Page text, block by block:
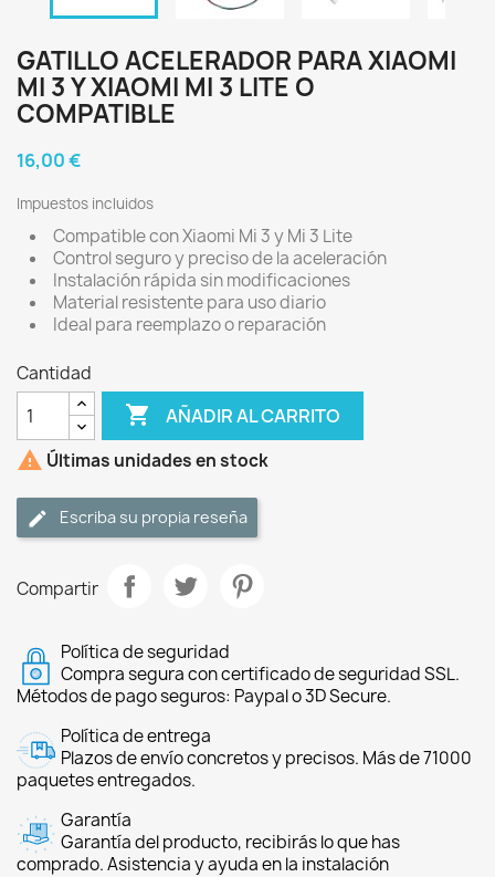
GATILLO ACELERADOR PARA XIAOMI
MI 3 Y XIAOMI MI 3 LITE O
COMPATIBLE
16,00 €
Impuestos incluidos
Compatible con Xiaomi Mi 3 y Mi 3 Lite
Control seguro y preciso de la aceleración
Instalación rápida sin modificaciones
Material resistente para uso diario
Ideal para reemplazo o reparación
Cantidad
 AÑADIR AL CARRITO
 Últimas unidades en stock
Escriba su propia reseña
Compartir
Política de seguridad
Compra segura con certificado de seguridad SSL.
Métodos de pago seguros: Paypal o 3D Secure.
Política de entrega
Plazos de envío concretos y precisos. Más de 71000
paquetes entregados.
Garantía
Garantía del producto, recibirás lo que has
comprado. Asistencia y ayuda en la instalación